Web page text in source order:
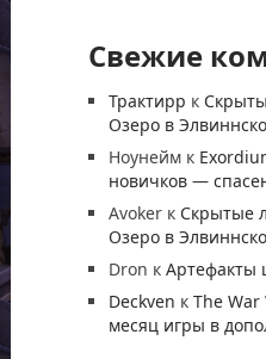
Свежие
Трактирр к
Озеро в
Ноунеймк
новичков —
Avokerк Скрытые
Озеро в
Dron к Артефакты
Deckven к The
месяц игры в